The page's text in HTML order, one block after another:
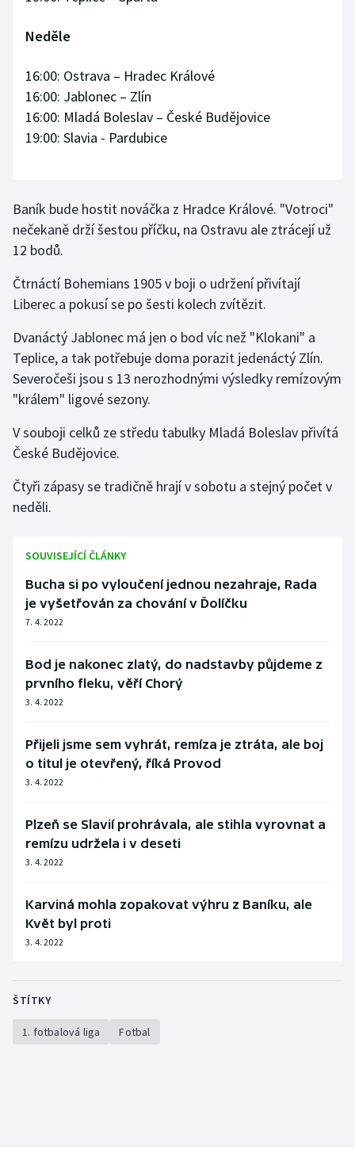
Neděle
16:00: Ostrava – Hradec Králové
16:00: Jablonec – Zlín
16:00: Mladá Boleslav – České Budějovice
19:00: Slavia - Pardubice
Baník bude hostit nováčka z Hradce Králové. "Votroci"
nečekaně drží šestou příčku, na Ostravu ale ztrácejí už
12 bodů.
Čtrnáctí Bohemians 1905 v boji o udržení přivítají
Liberec a pokusí se po šesti kolech zvítězit.
Dvanáctý Jablonec má jen o bod víc než "Klokani" a
Teplice, a tak potřebuje doma porazit jedenáctý Zlín.
Severočeši jsou s 13 nerozhodnými výsledky remízovým
"králem" ligové sezony.
V souboji celků ze středu tabulky Mladá Boleslav přivítá
České Budějovice.
Čtyři zápasy se tradičně hrají v sobotu a stejný počet v
neděli.
SOUVISEJÍCÍ ČLÁNKY
Bucha si po vyloučení jednou nezahraje, Rada
je vyšetřován za chování v Ďolíčku
7. 4. 2022
Bod je nakonec zlatý, do nadstavby půjdeme z
prvního fleku, věří Chorý
3. 4. 2022
Přijeli jsme sem vyhrát, remíza je ztráta, ale boj
o titul je otevřený, říká Provod
3. 4. 2022
Plzeň se Slavií prohrávala, ale stihla vyrovnat a
remízu udržela i v deseti
3. 4. 2022
Karviná mohla zopakovat výhru z Baníku, ale
Květ byl proti
3. 4. 2022
ŠTÍTKY
1. fotbalová liga Fotbal